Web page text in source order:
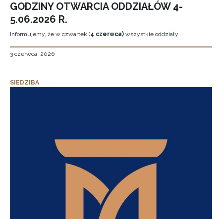
GODZINY OTWARCIA ODDZIAŁÓW 4-
5.06.2026 R.
Informujemy, że w czwartek (4 czerwca) wszystkie oddziały
3 czerwca, 2026
SIEDZIBA